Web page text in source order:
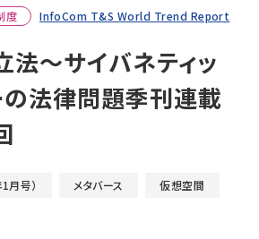
度 InfoCom T&S World Trend Report
法〜サイバネティッ
の法律問題季刊連載
月号） メタバース 仮想空間